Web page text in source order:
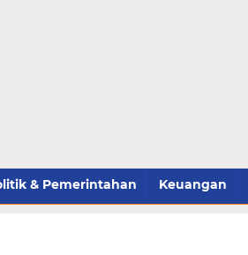
& Pemerintahan Keuangan